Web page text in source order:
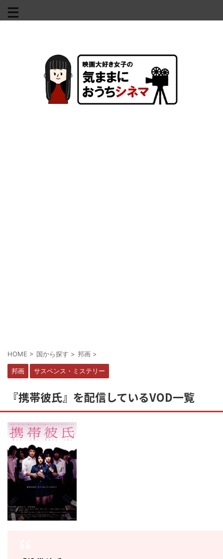
HOME > 国から探す > 邦画 >
邦画 サスペンス・ミステリー
『携帯彼氏』を配信しているVOD一覧